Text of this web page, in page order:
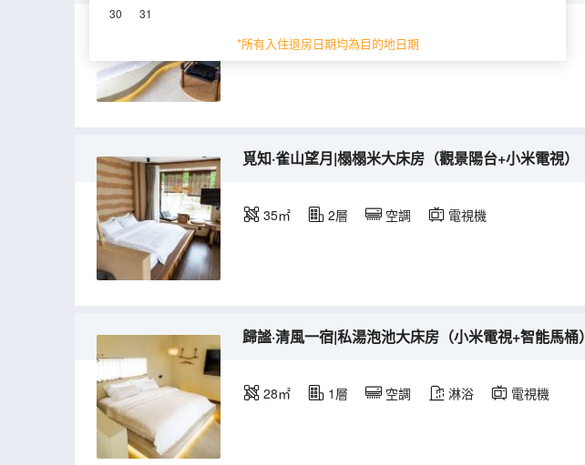
30 31
*所有入住退房日期均為目的地日期
35㎡ 2層 空調
覓知·雀山望月|榻榻米大床房（觀景陽台+小米電視）
35㎡ 2層 空調 電視機
歸謐·清風一宿|私湯泡池大床房（小米電視+智能馬桶）
28㎡ 1層 空調 淋浴 電視機